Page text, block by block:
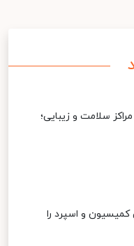
سلامت و زیبایی؛
و اسپرد را